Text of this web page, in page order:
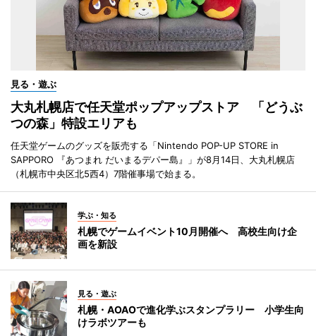
見る・遊ぶ
大丸札幌店で任天堂ポップアップストア 「どうぶ
つの森」特設エリアも
任天堂ゲームのグッズを販売する「Nintendo POP-UP STORE in
SAPPORO 『あつまれ だいまるデパー島』」が8月14日、大丸札幌店
（札幌市中央区北5西4）7階催事場で始まる。
学ぶ・知る
札幌でゲームイベント10月開催へ 高校生向け企
画を新設
見る・遊ぶ
札幌・AOAOで進化学ぶスタンプラリー 小学生向
けラボツアーも